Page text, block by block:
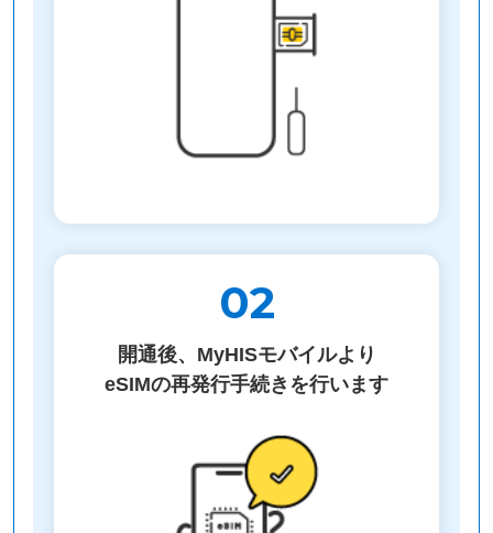
02
開通後、MyHISモバイルより
eSIMの再発行手続きを行います